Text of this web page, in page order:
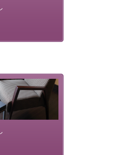
が可能な上、 安心安全にご
おります。
---
朝食を付ける場
プランをお選
せ。